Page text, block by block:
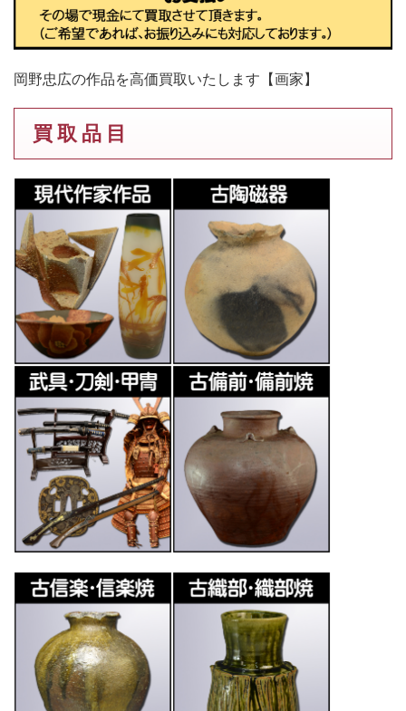
岡野忠広の作品を高価買取いたします【画家】
買 取 品 目